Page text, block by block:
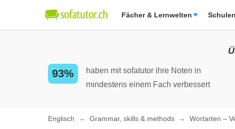
Fächer & Lernwelten
93%
haben mit sofatutor ihre Noten in
mindestens einem Fach verbessert
Englisch Grammar, skills & methods Wortarten –